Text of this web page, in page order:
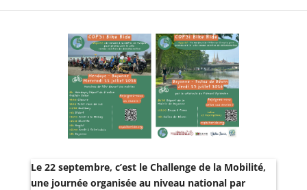
Le 22 septembre, c’est le Challenge de la Mobilité,
une journée organisée au niveau national par